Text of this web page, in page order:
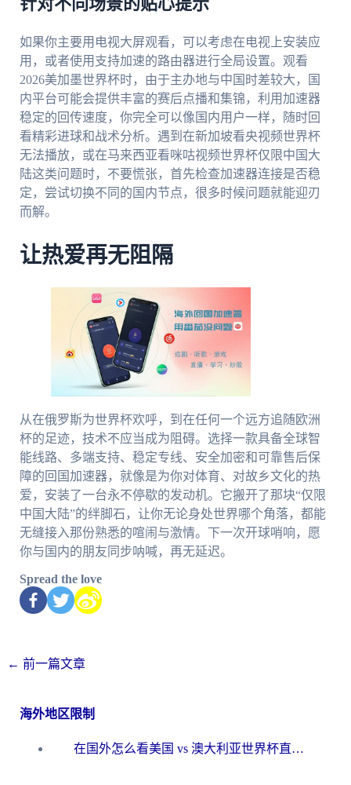
针对不同场景的贴心提示
如果你主要用电视大屏观看，可以考虑在电视上安装应
用，或者使用支持加速的路由器进行全局设置。观看
2026美加墨世界杯时，由于主办地与中国时差较大，国
内平台可能会提供丰富的赛后点播和集锦，利用加速器
稳定的回传速度，你完全可以像国内用户一样，随时回
看精彩进球和战术分析。遇到在新加坡看央视频世界杯
无法播放，或在马来西亚看咪咕视频世界杯仅限中国大
陆这类问题时，不要慌张，首先检查加速器连接是否稳
定，尝试切换不同的国内节点，很多时候问题就能迎刃
而解。
让热爱再无阻隔
从在俄罗斯为世界杯欢呼，到在任何一个远方追随欧洲
杯的足迹，技术不应当成为阻碍。选择一款具备全球智
能线路、多端支持、稳定专线、安全加密和可靠售后保
障的回国加速器，就像是为你对体育、对故乡文化的热
爱，安装了一台永不停歇的发动机。它搬开了那块“仅限
中国大陆”的绊脚石，让你无论身处世界哪个角落，都能
无缝接入那份熟悉的喧闹与激情。下一次开球哨响，愿
你与国内的朋友同步呐喊，再无延迟。
Spread the love
← 前一篇文章
海外地区限制
在国外怎么看美国 vs 澳大利亚世界杯直播？海外党必藏的中文解说观赛指南